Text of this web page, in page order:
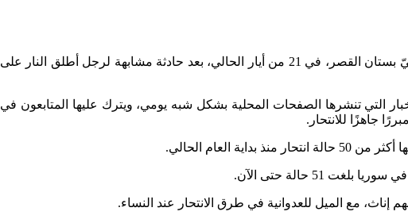
“حالة الانتحار الثانية اليوم”.. بهذه العبارة ذيّلت إحدى الصفحات المحلية على “فيس بوك” في مدينة حلب خبرها عن انتحار شاب بحيّ بستان القصر، في 21 من أيار الحالي، بعد حادثة مشابهة لرجل أطلق النار على
التي تنشرها الصفحات المحلية بشكل شبه يومي، ويترك عليها المتابعون في
جاهزًا للانتحار.
حالة حتى الآن.